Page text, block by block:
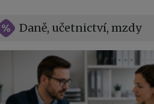
Daně, učetnictví, mzdy